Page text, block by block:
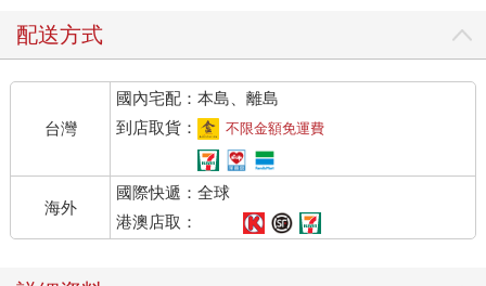
三國鼎立的基礎，而這就是阮籍一生生活的政治大背景。
周瑜病逝的這一年，一代風流名士阮籍出生了。阮籍，字嗣
宗，陳留尉氏人，也就是現在的河南尉氏縣人。曹魏時期官至步
兵校尉，並且任此官時間最長，所以後世又稱之為「阮步兵」。
阮籍的父親名阮瑀，在阮籍出生時，已經年近半百，膝下卻只有
一個兒子阮熙，如今老來又得次子，欣喜之情可想而知。阮瑀為
阮籍取字「嗣宗」，有繼嗣本宗、延續宗族血脈之義，從這個字
號來看，很可能阮瑀的長子阮熙是庶出，而阮籍則是正妻所生。
在重視正庶名分的古代，阮籍的出生對於這個家庭來說可謂意義
配送方式
台灣
國內宅配：本島、離島
到店取貨：
不限金額免運費
海外
國際快遞：全球
港澳店取：